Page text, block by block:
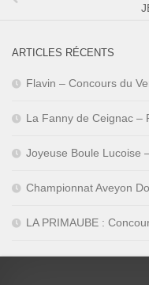
ARTICLES RÉCENTS
Flavin – Concours du
La Fanny de Ceignac –
Joyeuse Boule Lucoise
Championnat Aveyon
LA PRIMAUBE :